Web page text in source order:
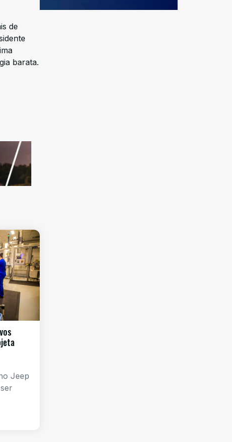
de
barata.
Jeep